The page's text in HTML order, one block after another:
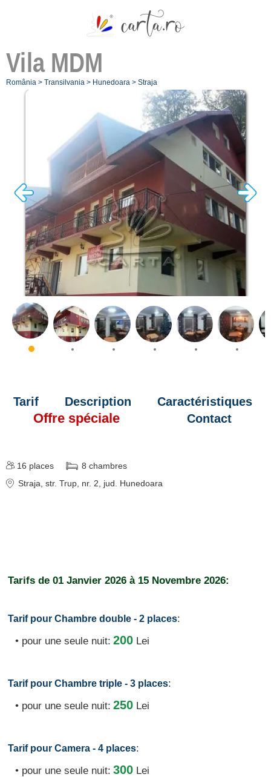
Vila MDM
România > Transilvania > Hunedoara > Straja
Tarif Description Caractéristiques
Offre spéciale Contact
16 places 8 chambres
Straja , str. Trup, nr. 2 , jud. Hunedoara
Tarifs de 01 Janvier 2026 à 15 Novembre 2026:
Tarif pour Chambre double - 2 places:
• pour une seule nuit: 200 Lei
Tarif pour Chambre triple - 3 places:
• pour une seule nuit: 250 Lei
Tarif pour Camera - 4 places:
• pour une seule nuit: 300 Lei